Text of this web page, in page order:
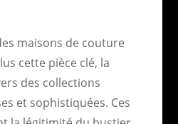
maisons de couture
cette pièce clé, la
des collections
et sophistiquées. Ces